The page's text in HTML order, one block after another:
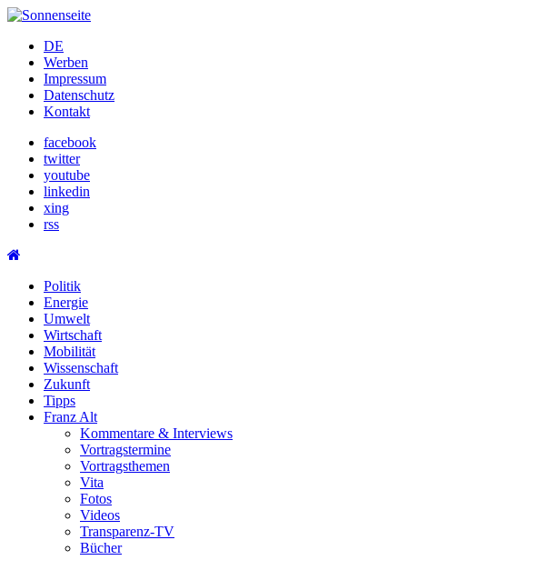
Skip
contentDE
Werben
Impressum
Datenschutz
Kontakt
facebook
twitter
youtube
linkedin
xing
rss
Politik
Energie
Umwelt
Wirtschaft
Mobilität
Wissenschaft
Zukunft
Tipps
Franz Alt
Kommentare & Interviews
Vortragstermine
Vortragsthemen
Vita
Fotos
Videos
Transparenz-TV
Bücher